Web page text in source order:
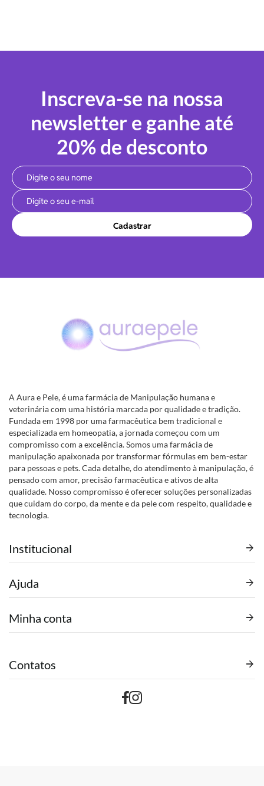
Inscreva-se na nossa
newsletter e ganhe até
20% de desconto
Cadastrar
A Aura e Pele, é uma farmácia de Manipulação humana e
veterinária com uma história marcada por qualidade e tradição.
Fundada em 1998 por uma farmacêutica bem tradicional e
especializada em homeopatia, a jornada começou com um
compromisso com a excelência. Somos uma farmácia de
manipulação apaixonada por transformar fórmulas em bem-estar
para pessoas e pets. Cada detalhe, do atendimento à manipulação, é
pensado com amor, precisão farmacêutica e ativos de alta
qualidade. Nosso compromisso é oferecer soluções personalizadas
que cuidam do corpo, da mente e da pele com respeito, qualidade e
tecnologia.
Institucional
Ajuda
Minha conta
Contatos